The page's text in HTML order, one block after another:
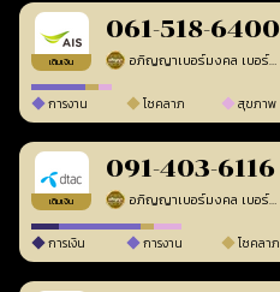
เติมเงิน
061-518-6400
อภิญญาเบอร์มงคล เบอร์สวยเลขศาสตร์
การงาน โชคลาภ สุขภาพ
เติมเงิน
091-403-6116
อภิญญาเบอร์มงคล เบอร์สวยเลขศาสตร์
การเงิน การงาน โชคลาภ